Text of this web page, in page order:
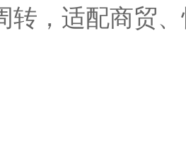
转，适配商贸